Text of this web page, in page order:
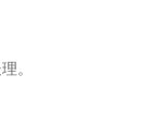
。